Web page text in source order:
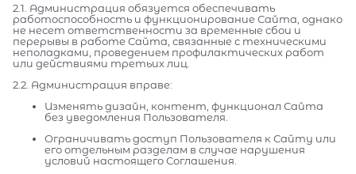
2.1. Администрация обязуется обеспечивать
работоспособность и функционирование Сайта, однако
не несет ответственности за временные сбои и
перерывы в работе Сайта, связанные с техническими
неполадками, проведением профилактических работ
или действиями третьих лиц.
2.2. Администрация вправе:
Изменять дизайн, контент, функционал Сайта
без уведомления Пользователя.
Ограничивать доступ Пользователя к Сайту или
его отдельным разделам в случае нарушения
условий настоящего Соглашения.